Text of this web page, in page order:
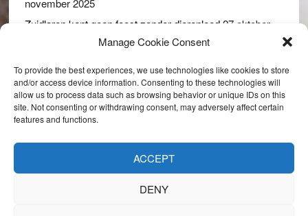
Manage Cookie Consent
To provide the best experiences, we use technologies like cookies to store
and/or access device information. Consenting to these technologies will
allow us to process data such as browsing behavior or unique IDs on this
site. Not consenting or withdrawing consent, may adversely affect certain
features and functions.
ACCEPT
DENY
november 2025
Zuidlaren kent geen feest zonder dierenleed27 oktober
Rijswijk (Gld) 2 december 2024
Dikbillen sieren de troon op schaamteloos Leste Merte in
Druten 8 november 2024